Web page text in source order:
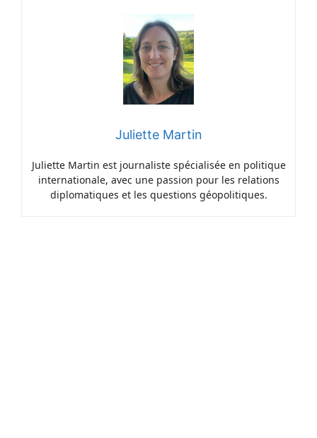
Juliette Martin
Juliette Martin est journaliste spécialisée en politique
internationale, avec une passion pour les relations
diplomatiques et les questions géopolitiques.